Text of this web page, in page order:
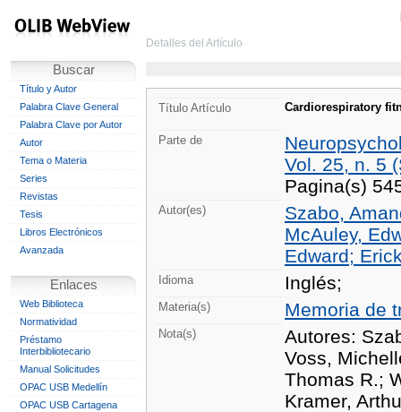
Buscar
Título y Autor
Palabra Clave General
Palabra Clave por Autor
Autor
Tema o Materia
Series
Revistas
Tesis
Libros Electrónicos
Avanzada
Enlaces
Web Biblioteca
Normatividad
Préstamo
Interbibliotecario
Manual Solicitudes
OPAC USB Medellín
OPAC USB Cartagena
Detalles del Artículo
Título Artículo Cardiorespiratory
Parte de
Vol. 25, n. 5
Pagina(s)
Autor(es)
Szabo,
McAuley,
Edward;
Idioma Inglés;
Materia(s) Memoria de
Nota(s)
Autores:
Voss,
Thomas R.;
Kramer,